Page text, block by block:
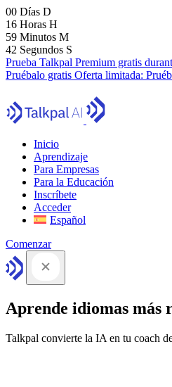
00 Días D
16 Horas H
59 Minutos M
41 Segundos S
Prueba Talkpal Premium gratis
Pruébalo gratis Oferta limitada:
Inicio
Aprendizaje
Para Empresas
Para la Educación
Inscríbete
Acceder
Español
Comenzar
Aprende idiomas más
Talkpal convierte la IA en tu coach